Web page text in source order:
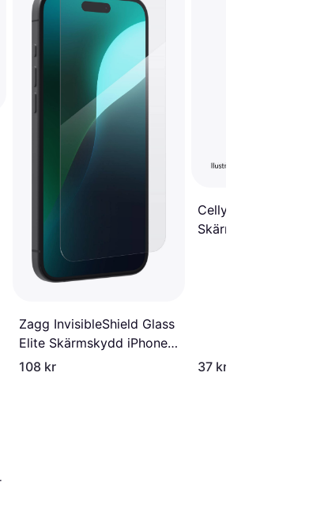
Zagg InvisibleShield Glass
Elite Skärmskydd iPhone
15 Plus 16 Plus
108 kr
Celly Full Glass
Skärmskydd Härdat
37 kr